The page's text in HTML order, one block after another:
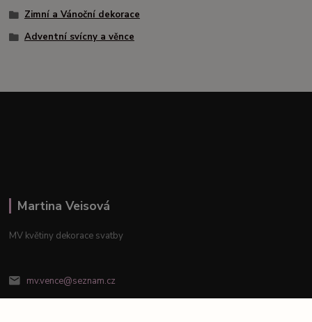
Zimní a Vánoční dekorace
Adventní svícny a věnce
Martina Veisová
MV květiny dekorace svatby
mv.vence@seznam.cz